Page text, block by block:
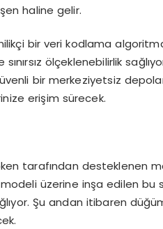
haline gelir.
bir veri kodlama
sınırsız ölçeklenebilirlik
bir merkeziyetsiz
erişim sürecek.
tarafından desteklenen
üzerine inşa edilen bu
Şu andan itibaren